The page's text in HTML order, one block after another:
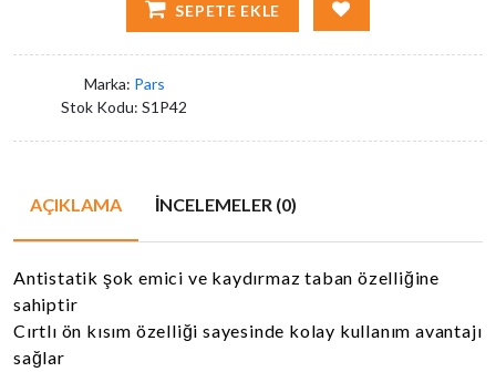
SEPETE EKLE
Marka: Pars
Stok Kodu: S1P42
AÇIKLAMA İNCELEMELER (0)
Antistatik şok emici ve kaydırmaz taban özelliğine
sahiptir
Cırtlı ön kısım özelliği sayesinde kolay kullanım avantajı
sağlar